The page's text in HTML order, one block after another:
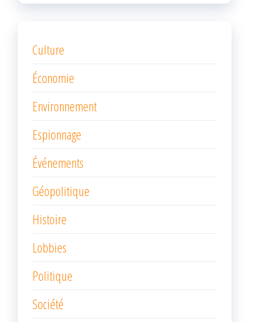
Culture
Économie
Environnement
Espionnage
Événements
Géopolitique
Histoire
Lobbies
Politique
Société